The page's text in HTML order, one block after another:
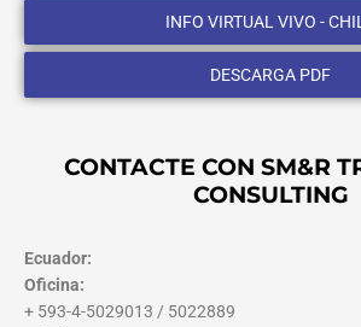
INFO VIRTUAL VIVO -
DESCARGA PDF
CONTACTE CON SM&R
CONSULTING
Ecuador:
Oficina:
+ 593-4-5029013 / 5022889